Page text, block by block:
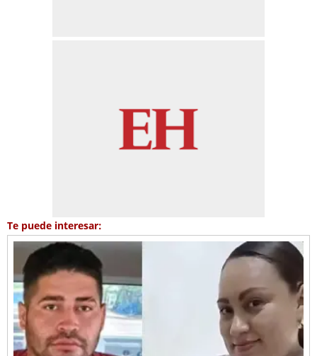
Te puede interesar: